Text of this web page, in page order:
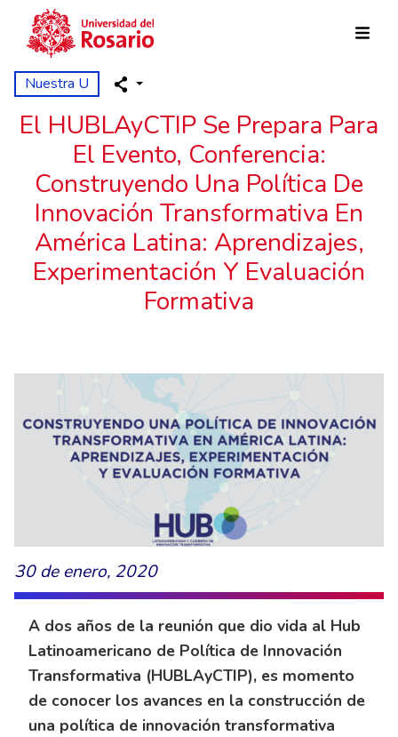
Pasar al contenido principal
Nuestra U
El HUBLAyCTIP Se Prepara Para
El Evento, Conferencia:
Construyendo Una Política De
Innovación Transformativa En
América Latina: Aprendizajes,
Experimentación Y Evaluación
Formativa
30 de enero, 2020
A dos años de la reunión que dio vida al Hub
Latinoamericano de Política de Innovación
Transformativa (HUBLAyCTIP), es momento
de conocer los avances en la construcción de
una política de innovación transformativa